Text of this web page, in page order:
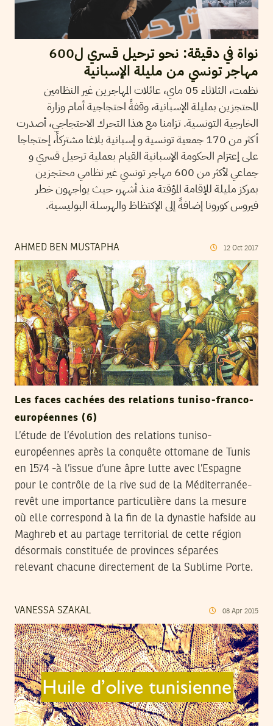
نواة في دقيقة: نحو ترحيل قسري ل600
مهاجر تونسي من مليلة الإسبانية
نظمت، الثلاثاء 05 ماي، عائلات المهاجرين غير النظامين
المحتجزين بمليلة الإسبانية، وقفةً احتجاجية أمام وزارة
الخارجية التونسية. تزامنا مع هذا التحرك الاحتجاجي، أصدرت
أكثر من 170 جمعية تونسية و إسبانية بلاغا مشتركاً، إحتجاجا
على إعتزام الحكومة الإسبانية القيام بعملية ترحيل قسري و
جماعي لأكثر من 600 مهاجر تونسي غير نظامي محتجزين
بمركز مليلة للإقامة المؤقتة منذ أشهر، حيث يواجهون خطر
فيروس كورونا إضافةً إلى الإكتظاظ والهرسلة البوليسية.
AHMED BEN MUSTAPHA 12 Oct 2017
Les faces cachées des relations tuniso-franco-
européennes (6)
L’étude de l’évolution des relations tuniso-
européennes après la conquête ottomane de Tunis
en 1574 -à l’issue d’une âpre lutte avec l’Espagne
pour le contrôle de la rive sud de la Méditerranée-
revêt une importance particulière dans la mesure
où elle correspond à la fin de la dynastie hafside au
Maghreb et au partage territorial de cette région
désormais constituée de provinces séparées
relevant chacune directement de la Sublime Porte.
VANESSA SZAKAL 08 Apr 2015